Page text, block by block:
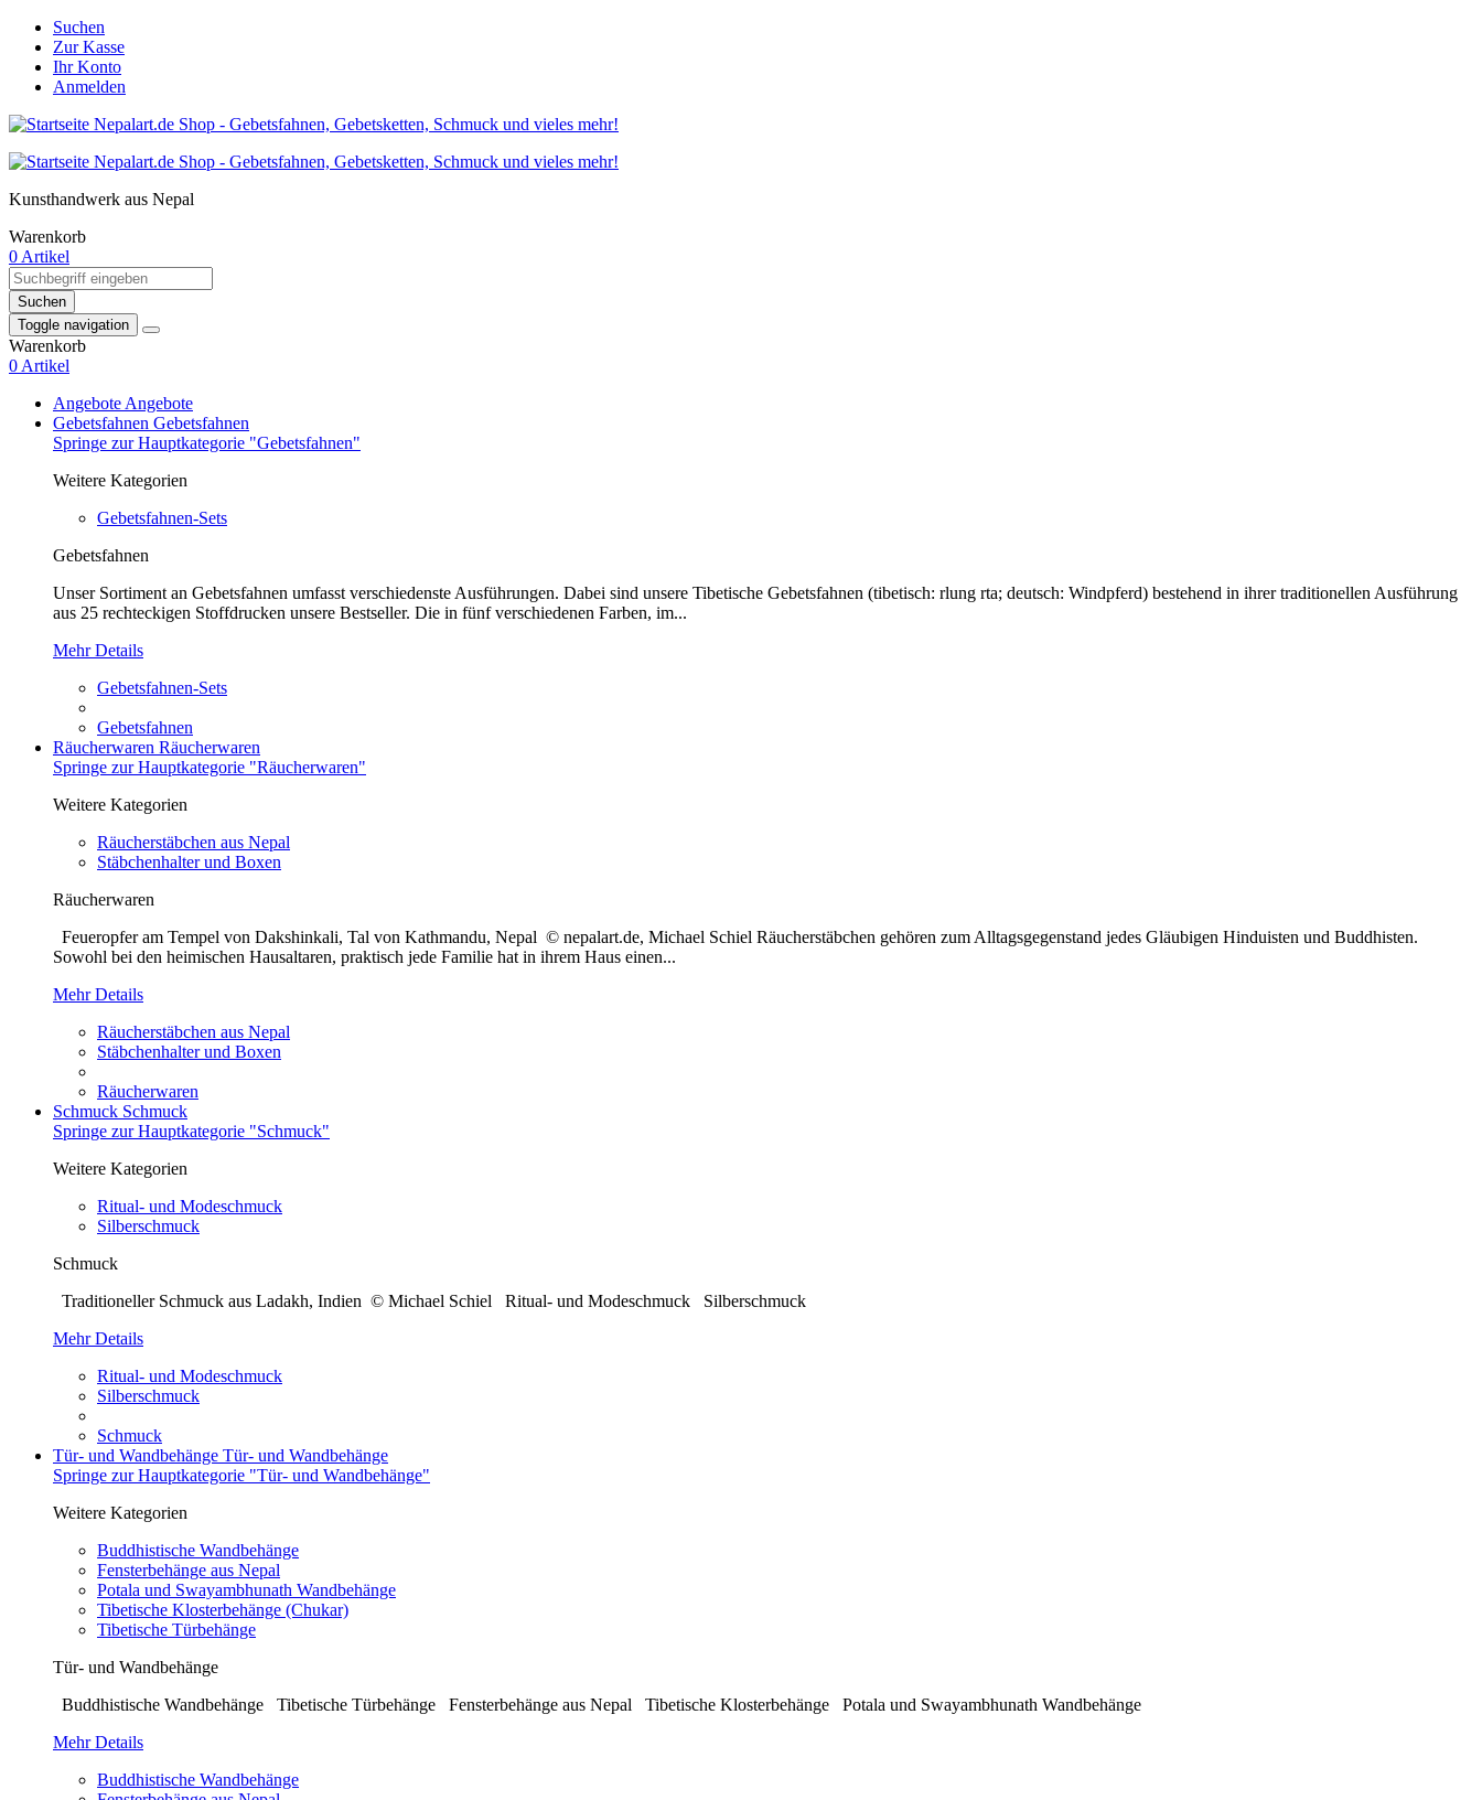
Suchen
Zur Kasse
Ihr Konto
Anmelden
Kunsthandwerk aus Nepal
Warenkorb
0 Artikel
Suchen
Toggle navigation
Warenkorb
0 Artikel
Angebote Angebote
Gebetsfahnen Gebetsfahnen
Springe zur Hauptkategorie "Gebetsfahnen"
Weitere Kategorien
Gebetsfahnen-Sets
Gebetsfahnen
Unser Sortiment an Gebetsfahnen umfasst verschiedenste Ausführungen. Dabei sind unsere Tibetische Gebetsfahnen (tibetisch: rlung rta; deutsch: Windpferd) bestehend in ihrer traditionellen Ausführung
aus 25 rechteckigen Stoffdrucken unsere Bestseller. Die in fünf verschiedenen Farben, im...
Mehr Details
Gebetsfahnen-Sets
Gebetsfahnen
Räucherwaren Räucherwaren
Springe zur Hauptkategorie "Räucherwaren"
Weitere Kategorien
Räucherstäbchen aus Nepal
Stäbchenhalter und Boxen
Räucherwaren
Feueropfer am Tempel von Dakshinkali, Tal von Kathmandu, Nepal © nepalart.de, Michael Schiel Räucherstäbchen gehören zum Alltagsgegenstand jedes Gläubigen Hinduisten und Buddhisten.
Sowohl bei den heimischen Hausaltaren, praktisch jede Familie hat in ihrem Haus einen...
Mehr Details
Räucherstäbchen aus Nepal
Stäbchenhalter und Boxen
Räucherwaren
Schmuck Schmuck
Springe zur Hauptkategorie "Schmuck"
Weitere Kategorien
Ritual- und Modeschmuck
Silberschmuck
Schmuck
Traditioneller Schmuck aus Ladakh, Indien © Michael Schiel Ritual- und Modeschmuck Silberschmuck
Mehr Details
Ritual- und Modeschmuck
Silberschmuck
Schmuck
Tür- und Wandbehänge Tür- und Wandbehänge
Springe zur Hauptkategorie "Tür- und Wandbehänge"
Weitere Kategorien
Buddhistische Wandbehänge
Fensterbehänge aus Nepal
Potala und Swayambhunath Wandbehänge
Tibetische Klosterbehänge (Chukar)
Tibetische Türbehänge
Tür- und Wandbehänge
Buddhistische Wandbehänge Tibetische Türbehänge Fensterbehänge aus Nepal Tibetische Klosterbehänge Potala und Swayambhunath Wandbehänge
Mehr Details
Buddhistische Wandbehänge